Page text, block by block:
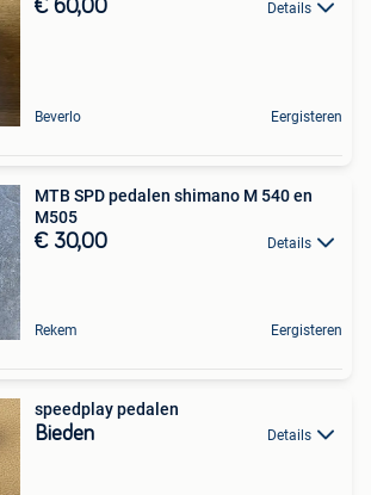
€ 60,00 Details
Beverlo Eergisteren
MTB SPD pedalen shimano M 540 en
M505
€ 30,00 Details
Rekem Eergisteren
speedplay pedalen
Bieden Details